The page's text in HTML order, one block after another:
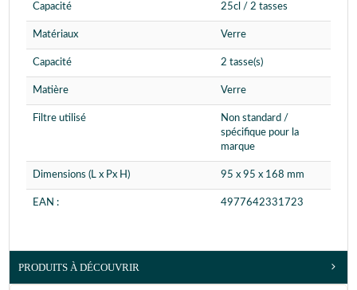
Capacité 25cl / 2 tasses
Matériaux Verre
Capacité 2 tasse(s)
Matière Verre
Filtre utilisé
Non standard /
spécifique pour la
marque
Dimensions (L x Px H) 95 x 95 x 168 mm
EAN : 4977642331723
PRODUITS À DÉCOUVRIR